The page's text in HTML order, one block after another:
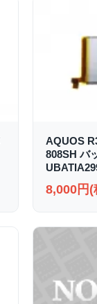
AQUOS
808SH バ
8,000円(